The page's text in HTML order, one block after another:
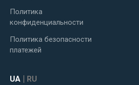
Политика
конфиденциальности
Политика безопасности
платежей
UA | RU